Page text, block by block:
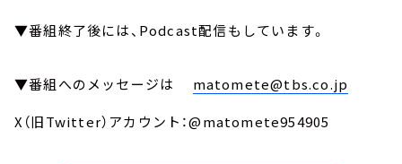
▼番組終了後には、Podcast配信もしています。
▼番組へのメッセージは matomete@tbs.co.jp
X（旧Twitter）アカウント：@matomete954905